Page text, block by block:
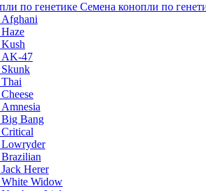
Семена конопли по
Afghani
AK-47
Big Bang
Lowryder
Herer
White Widow